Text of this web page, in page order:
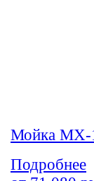
Мойка МХ-
Подробнее